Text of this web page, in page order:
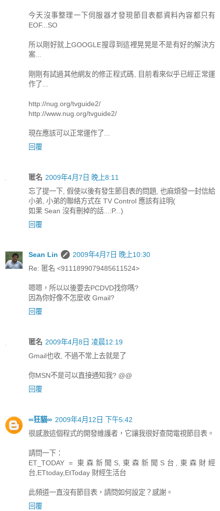
今天沒事整理一下伺服器才發現節目表都資料內容都只有
EOF...SO
所以剛好就上GOOGLE搜尋到這裡晃晃是不是有好的解決方
案...
剛剛有試過其他網友的修正程式碼, 目前看來似乎已經正常運
作了...
http://nug.org/tvguide2/
http://www.nug.org/tvguide2/
現在應該可以正常運作了...
回覆
匿名 2009年4月7日 晚上8:11
忘了提一下, 假使以後有發生節目表的問題, 也麻煩發一封信給
小弟, 小弟的聯絡方式在 TV Control 應該有註明(
如果 Sean 沒有刪掉的話...:P...)
回覆
Sean Lin
2009年4月7日 晚上10:30
Re: 匿名 <9111899079485611524>
嗯嗯，所以以後要去PCDVD找你嗎?
因為你好像不怎麼收 Gmail?
回覆
匿名 2009年4月8日 凌晨12:19
Gmail也收, 不過不常上去就是了
你MSN不是可以直接通知我? @@
回覆
∞狂貓∞ 2009年4月12日 下午5:42
很感激這個程式的開發維護者，它讓我很好查閱電視節目表。
請問一下：
ET_TODAY = 東森新聞S,東森新聞S台,東森財經
台,ETtoday,EtToday 財經生活台
此頻道一直沒有節目表，請問如何設定？感謝。
回覆